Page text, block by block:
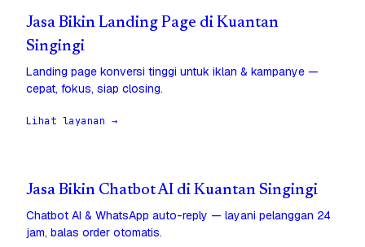
Jasa Bikin Landing Page di Kuantan
Singingi
Landing page konversi tinggi untuk iklan & kampanye —
cepat, fokus, siap closing.
Lihat layanan →
Jasa Bikin Chatbot AI di Kuantan Singingi
Chatbot AI & WhatsApp auto-reply — layani pelanggan 24
jam, balas order otomatis.